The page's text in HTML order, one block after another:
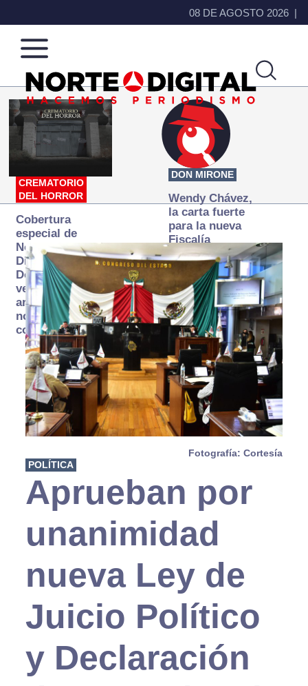
08 DE AGOSTO 2026
Norte
de
Ciudad
Más
que
noticias,
hacemos periodismo
CREMATORIO
DEL HORROR
Cobertura
especial de
Norte
Digital:
Donde la
verdad
arde… pero
no se
consume
DON MIRONE
Wendy Chávez,
la carta fuerte
para la nueva
Fiscalía
autónoma
Fotografía: Cortesía
POLÍTICA
Aprueban por
unanimidad
nueva Ley de
Juicio Político
y Declaración